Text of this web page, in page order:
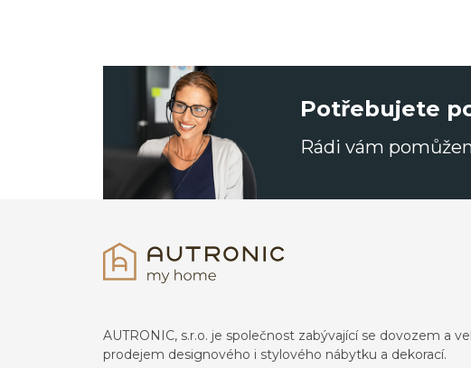
Potřebujete
Rádi vám
AUTRONIC, s.r.o. je společnost zabývající se dovozem a
prodejem designového i stylového nábytku a dekorací.